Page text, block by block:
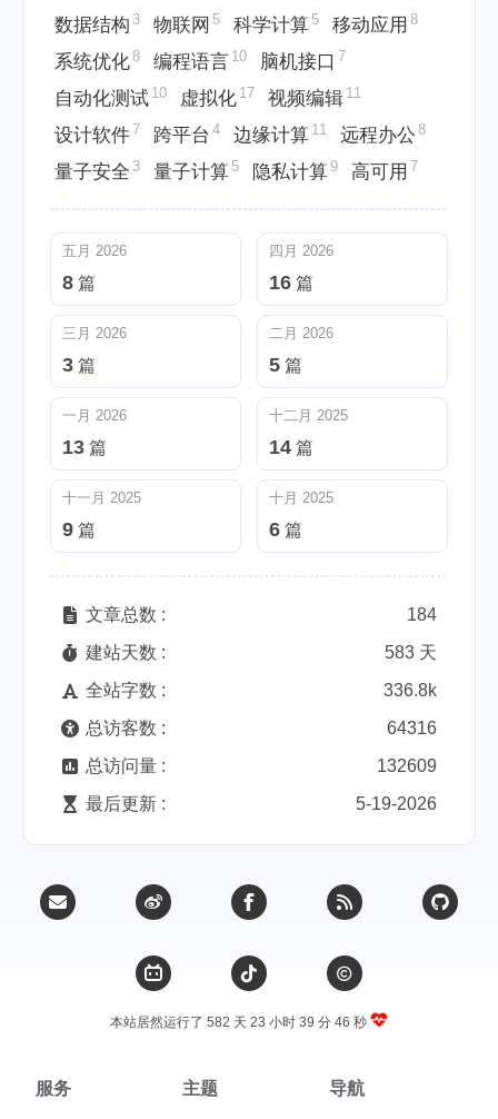
数据结构 3 物联网 5 科学计算 5 移动应用 8
系统优化8 编程语言 10 脑机接口 7
自动化测试 10 虚拟化 17 视频编辑 11
设计软件7 跨平台 4 边缘计算 11 远程办公 8
量子安全 3 量子计算 5 隐私计算9 高可用 7
五月 2026
8 篇
四月 2026
16 篇
三月 2026
3 篇
二月 2026
5 篇
一月 2026
13 篇
十二月 2025
14 篇
十一月 2025
9 篇
十月 2025
6 篇
文章总数 :
184
建站天数 :
583 天
全站字数 :
336.8k
总访客数 :
64316
总访问量 :
132609
最后更新 :
5-19-2026
本站居然运行了 582 天 23 小时 39 分 46 秒
服务 主题 导航